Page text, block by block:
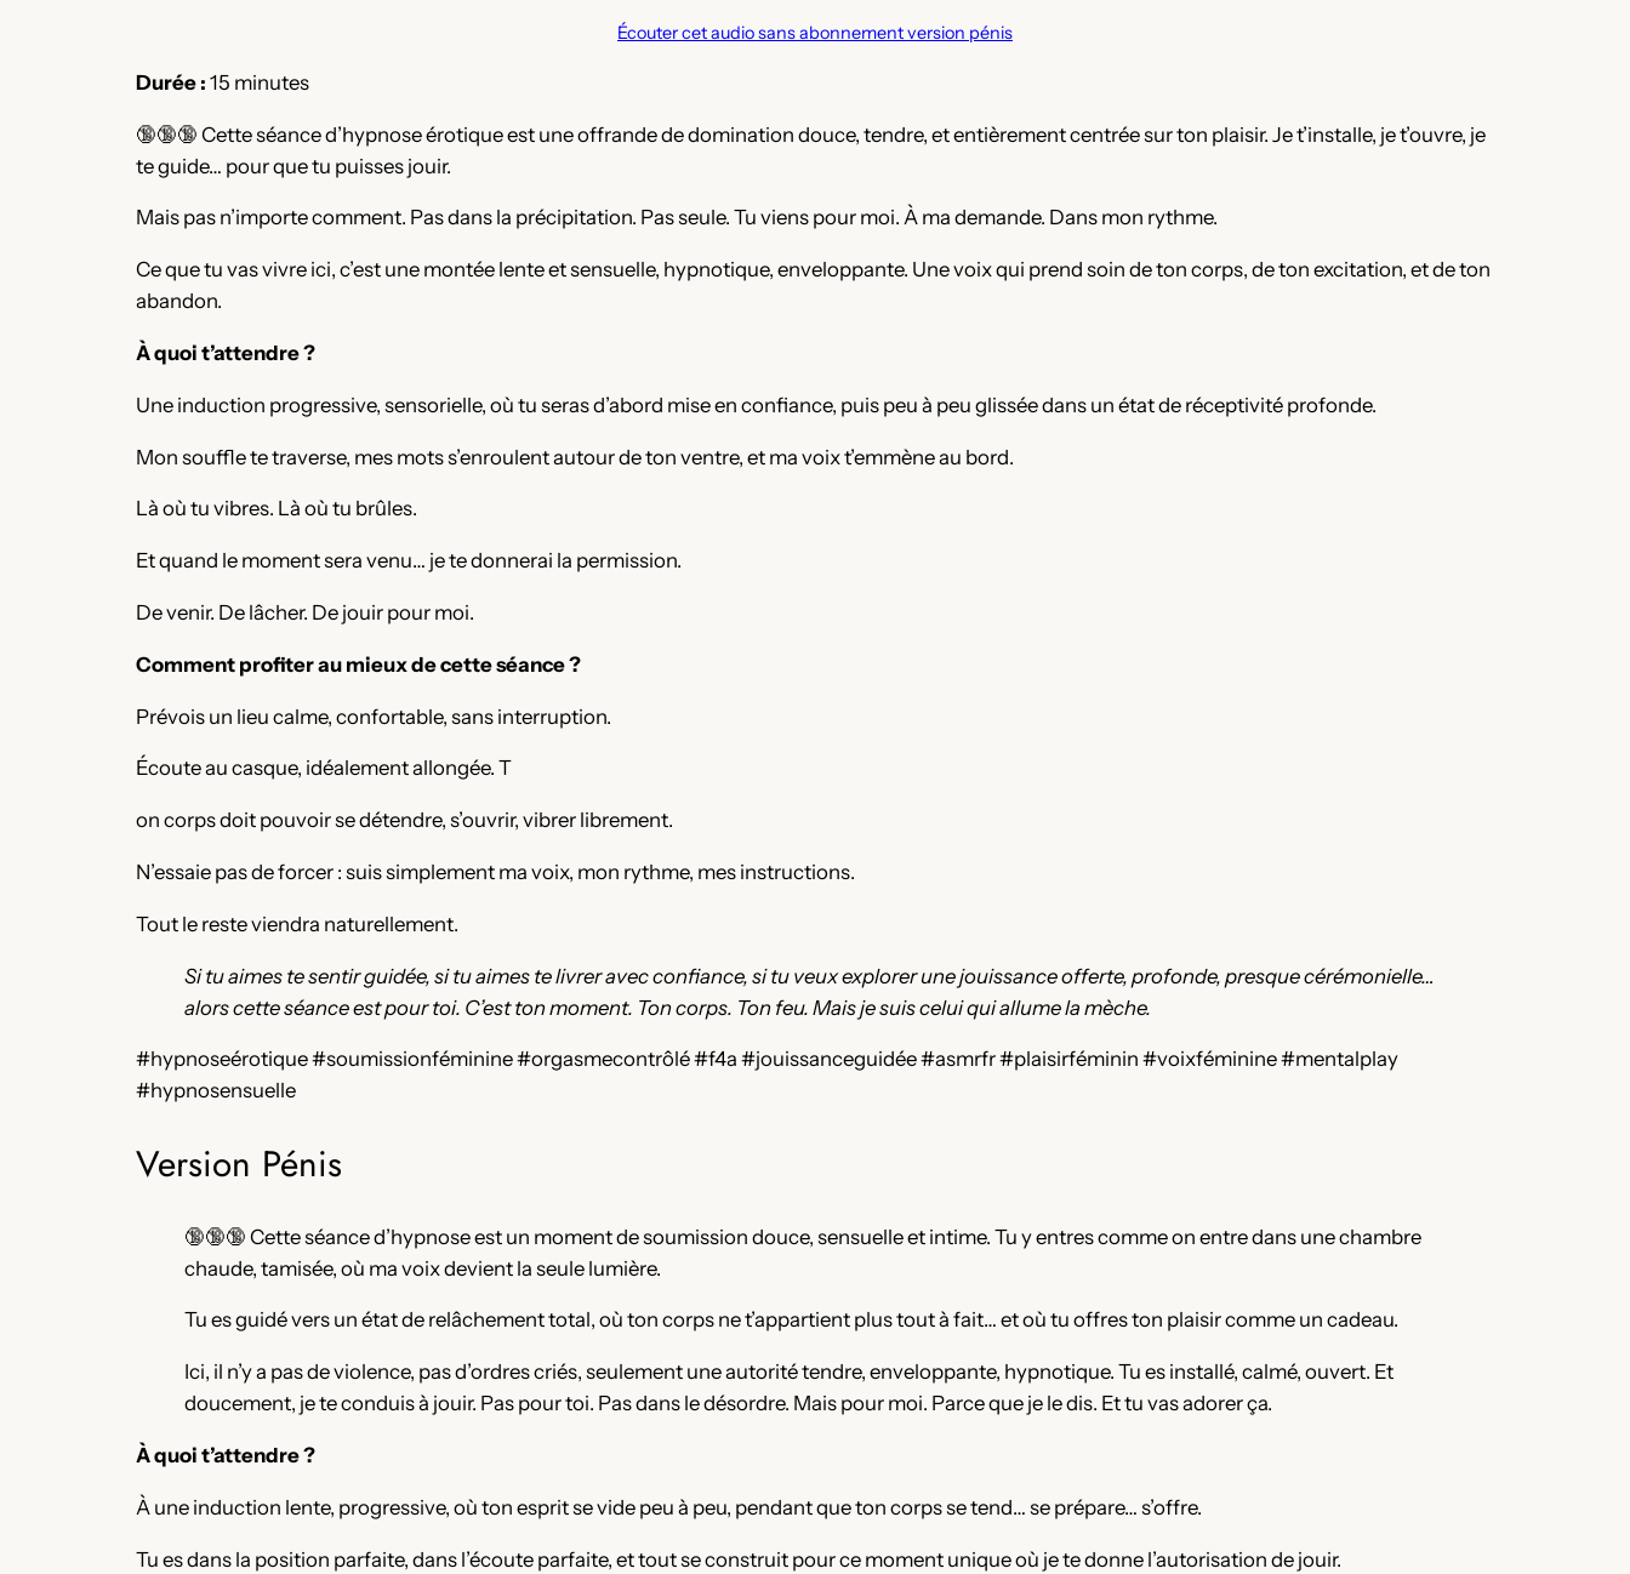
Écouter cet audio sans abonnement version pénis
Durée : 15 minutes
🔞🔞🔞 Cette séance d’hypnose érotique est une offrande de domination douce, tendre, et entièrement centrée sur ton plaisir. Je t’installe, je t’ouvre, je
te guide… pour que tu puisses jouir.
Mais pas n’importe comment. Pas dans la précipitation. Pas seule. Tu viens pour moi. À ma demande. Dans mon rythme.
Ce que tu vas vivre ici, c’est une montée lente et sensuelle, hypnotique, enveloppante. Une voix qui prend soin de ton corps, de ton excitation, et de ton
abandon.
À quoi t’attendre ?
Une induction progressive, sensorielle, où tu seras d’abord mise en confiance, puis peu à peu glissée dans un état de réceptivité profonde.
Mon souffle te traverse, mes mots s’enroulent autour de ton ventre, et ma voix t’emmène au bord.
Là où tu vibres. Là où tu brûles.
Et quand le moment sera venu… je te donnerai la permission.
De venir. De lâcher. De jouir pour moi.
Comment profiter au mieux de cette séance ?
Prévois un lieu calme, confortable, sans interruption.
Écoute au casque, idéalement allongée. T
on corps doit pouvoir se détendre, s’ouvrir, vibrer librement.
N’essaie pas de forcer : suis simplement ma voix, mon rythme, mes instructions.
Tout le reste viendra naturellement.
Si tu aimes te sentir guidée, si tu aimes te livrer avec confiance, si tu veux explorer une jouissance offerte, profonde, presque cérémonielle…
alors cette séance est pour toi. C’est ton moment. Ton corps. Ton feu. Mais je suis celui qui allume la mèche.
#hypnoseérotique #soumissionféminine #orgasmecontrôlé #f4a #jouissanceguidée #asmrfr #plaisirféminin #voixféminine #mentalplay
#hypnosensuelle
Version Pénis
🔞🔞🔞 Cette séance d’hypnose est un moment de soumission douce, sensuelle et intime. Tu y entres comme on entre dans une chambre
chaude, tamisée, où ma voix devient la seule lumière.
Tu es guidé vers un état de relâchement total, où ton corps ne t’appartient plus tout à fait… et où tu offres ton plaisir comme un cadeau.
Ici, il n’y a pas de violence, pas d’ordres criés, seulement une autorité tendre, enveloppante, hypnotique. Tu es installé, calmé, ouvert. Et
doucement, je te conduis à jouir. Pas pour toi. Pas dans le désordre. Mais pour moi. Parce que je le dis. Et tu vas adorer ça.
À quoi t’attendre ?
À une induction lente, progressive, où ton esprit se vide peu à peu, pendant que ton corps se tend… se prépare… s’offre.
Tu es dans la position parfaite, dans l’écoute parfaite, et tout se construit pour ce moment unique où je te donne l’autorisation de jouir.